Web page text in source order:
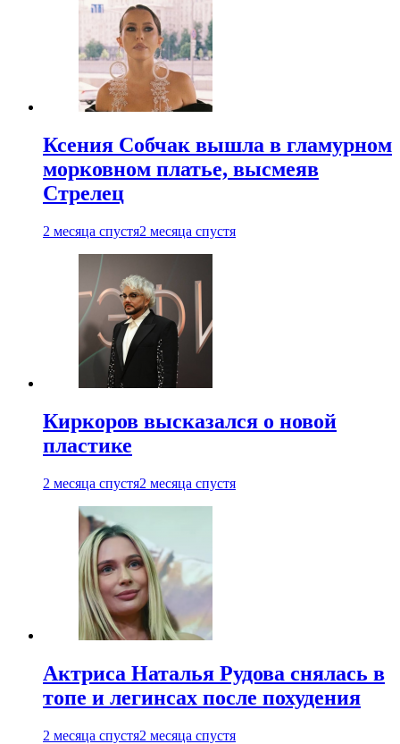
Ксения Собчак вышла в гламурном
морковном платье, высмеяв
Стрелец
2 месяца спустя2 месяца спустя
Киркоров высказался о новой
пластике
2 месяца спустя2 месяца спустя
Актриса Наталья Рудова снялась в
топе и легинсах после похудения
2 месяца спустя2 месяца спустя